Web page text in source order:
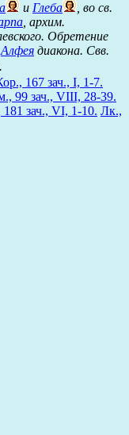
и Глеба
, во св.
, архим.
Обретение
Алфея диакона. Свв.
167 зач., I, 1-7.
99 зач., VIII, 28-39.
зач., VI, 1-10. Лк.,